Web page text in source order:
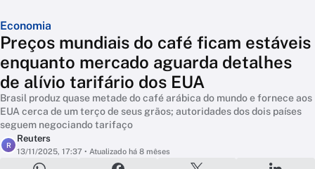
Economia
Preços mundiais do café ficam estáveis
enquanto mercado aguarda detalhes
de alívio tarifário dos EUA
Brasil produz quase metade do café arábica do mundo e fornece aos
EUA cerca de um terço de seus grãos; autoridades dos dois países
seguem negociando tarifaço
R
Reuters
13/11/2025, 17:37 • Atualizado há 8 mêses